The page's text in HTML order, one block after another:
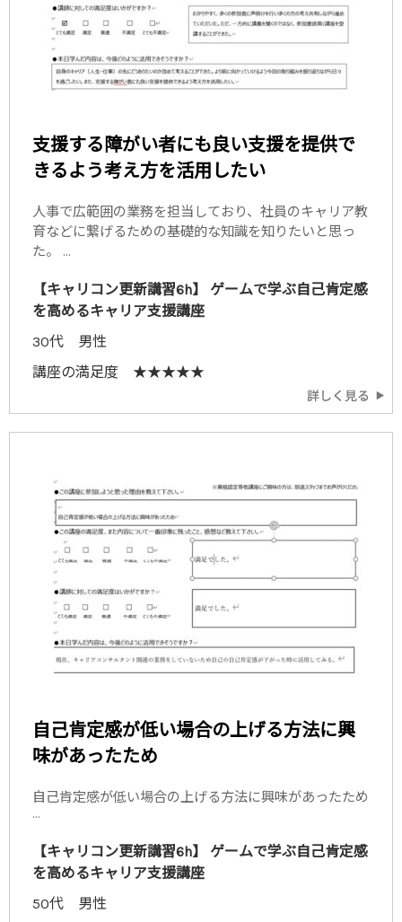
支援する障がい者にも良い支援を提供で
きるよう考え方を活用したい
人事で広範囲の業務を担当しており、社員のキャリア教
育などに繋げるための基礎的な知識を知りたいと思っ
た。 ...
【キャリコン更新講習6h】 ゲームで学ぶ自己肯定感
を高めるキャリア支援講座
30代 男性
講座の満足度 ★★★★★
自己肯定感が低い場合の上げる方法に興
味があったため
自己肯定感が低い場合の上げる方法に興味があったため
...
【キャリコン更新講習6h】 ゲームで学ぶ自己肯定感
を高めるキャリア支援講座
50代 男性